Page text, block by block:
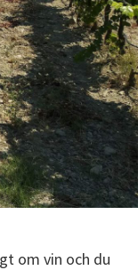
om vin och du